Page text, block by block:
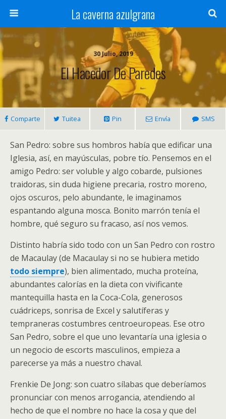
La caverna azulgrana
30 Julio, 2019
El Hacedor De Paredes
Comparte Tuitea Pin Envía SMS
San Pedro: sobre sus hombros había que edificar una
Iglesia, así, en mayúsculas, pobre tío. Pensemos en el
amigo Pedro: ser voluble y algo cobarde, pulsiones
traidoras, sin duda higiene precaria, rostro moreno,
ojos oscuros, pelo abundante, le imaginamos
espantando alguna mosca. Bonito marrón tenía el
hombre, qué seguro su fracaso, así nos vemos.
Distinto habría sido todo con un San Pedro con rostro
de Macaulay (de Macaulay si no se hubiera metido
todo siempre), bien alimentado, mucha proteína,
abundantes calorías en la dieta con vivificante
mantequilla hasta en la Coca-Cola, generosos
cuádriceps, sonrisa de Excel y salutíferas y
tempraneras costumbres centroeuropeas. Ese otro
San Pedro, sobre el que uno levantaría una iglesia o
un negocio de escorts masculinos, empieza a
parecerse ya más a nuestro chaval.
Frenkie De Jong: son cuatro sílabas que deberíamos
pronunciar con menos arrogancia, atendiendo al
hecho de que el nombre no hace la cosa y que del